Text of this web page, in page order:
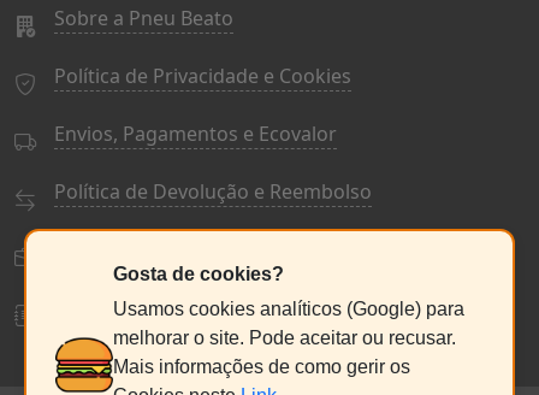
Sobre a Pneu Beato
Política de Privacidade e Cookies
Envios, Pagamentos e Ecovalor
Política de Devolução e Reembolso
Livro de Reclamações
Gosta de cookies?
Usamos cookies analíticos (Google) para
melhorar o site. Pode aceitar ou recusar.
Mais informações de como gerir os